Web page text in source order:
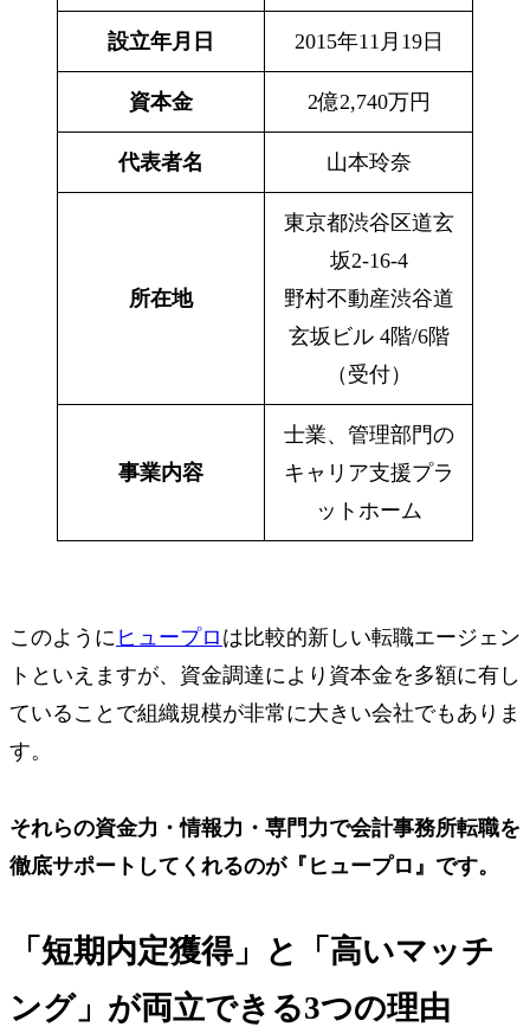
設立年月日 2015年11月19日
資本金 2億2,740万円
代表者名 山本玲奈
所在地
東京都渋谷区道玄
坂2-16-4
野村不動産渋谷道
玄坂ビル 4階/6階
（受付）
事業内容
士業、管理部門の
キャリア支援プラ
ットホーム
このように ヒュープロ は比較的新しい転職エージェン
トといえますが、資金調達により資本金を多額に有し
ていることで組織規模が非常に大きい会社でもありま
す。
それらの資金力・情報力・専門力で会計事務所転職を
徹底サポートしてくれるのが『ヒュープロ』 です。
「短期内定獲得」と「高いマッチ
ング」が両立できる3つの理由